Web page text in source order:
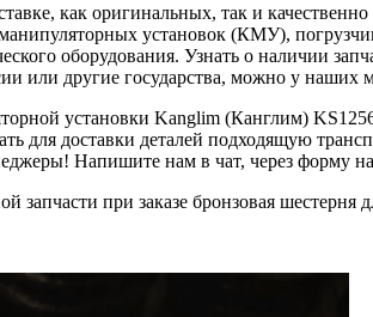
как оригинальных, так и
установок (КМУ),
оборудования. Узнать о наличии
или другие государства, можно у наших
установки Kanglim (Канглим)
для доставки деталей подходящую
Напишите нам в чат, через форму
запчасти при заказе бронзовая